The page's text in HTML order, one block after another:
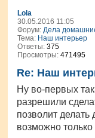
Lola
30.05.2016 11:05
Форум: Дела
Тема: Наш интерьер
Ответы: 375
Просмотры: 471495
Re: Наш
Ну во-первых
разрешили
позволит
возможно